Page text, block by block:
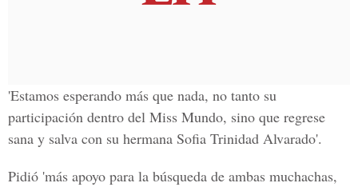
'Estamos esperando más que nada, no tanto su
participación dentro del Miss Mundo, sino que regrese
sana y salva con su hermana Sofia Trinidad Alvarado'.
Pidió 'más apoyo para la búsqueda de ambas muchachas,